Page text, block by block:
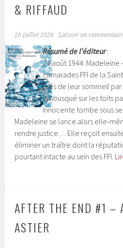
& RIFFAUD
20 juillet 2026 Laisser un
Résumé de l’éditeur:
24 août 1944. Madeleine
camarades FFI de la
tirés de leur sommeil
embusqué sur les toits
innocente tombe sous
Madeleine se lance alors elle-
rendre justice… Elle reçoit
éliminer un traître dont la
pourtant intacte au sein des FFI.
AFTER THE END #1 –
ASTIER